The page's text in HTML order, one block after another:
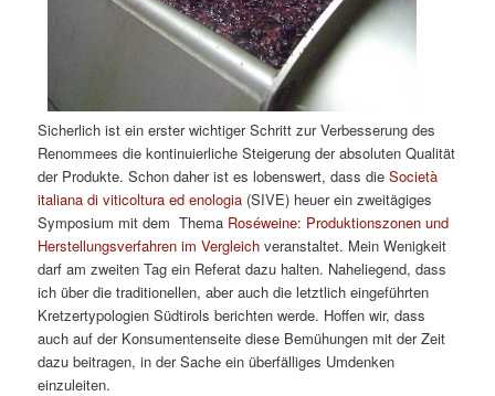
Sicherlich ist ein erster wichtiger Schritt zur Verbesserung des
Renommees die kontinuierliche Steigerung der absoluten Qualität
der Produkte. Schon daher ist es lobenswert, dass dieSocietà
italiana di viticoltura ed enologia (SIVE) heuer ein zweitägiges
Symposium mit dem Thema Roséweine: Produktionszonen und
Herstellungsverfahren im Vergleich veranstaltet. Mein Wenigkeit
darf am zweiten Tag ein Referat dazu halten. Naheliegend, dass
ich über die traditionellen, aber auch die letztlich eingeführten
Kretzertypologien Südtirols berichten werde. Hoffen wir, dass
auch auf der Konsumentenseite diese Bemühungen mit der Zeit
dazu beitragen, in der Sache ein überfälliges Umdenken
einzuleiten.